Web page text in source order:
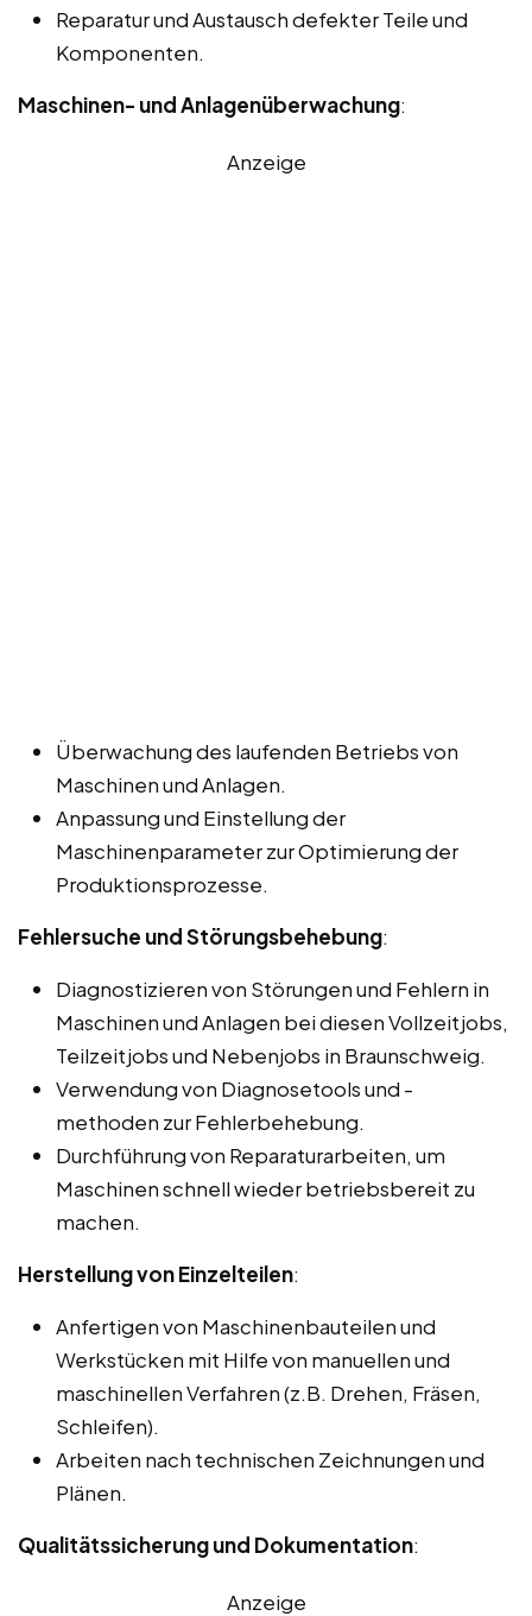
Reparatur und Austausch defekter Teile und
Komponenten.
Maschinen- und Anlagenüberwachung:
Anzeige
Überwachung des laufenden Betriebs von
Maschinen und Anlagen.
Anpassung und Einstellung der
Maschinenparameter zur Optimierung der
Produktionsprozesse.
Fehlersuche und Störungsbehebung:
Diagnostizieren von Störungen und Fehlern in
Maschinen und Anlagen bei diesen Vollzeitjobs,
Teilzeitjobs und Nebenjobs in Braunschweig.
Verwendung von Diagnosetools und -
methoden zur Fehlerbehebung.
Durchführung von Reparaturarbeiten, um
Maschinen schnell wieder betriebsbereit zu
machen.
Herstellung von Einzelteilen:
Anfertigen von Maschinenbauteilen und
Werkstücken mit Hilfe von manuellen und
maschinellen Verfahren (z.B. Drehen, Fräsen,
Schleifen).
Arbeiten nach technischen Zeichnungen und
Plänen.
Qualitätssicherung und Dokumentation:
Anzeige